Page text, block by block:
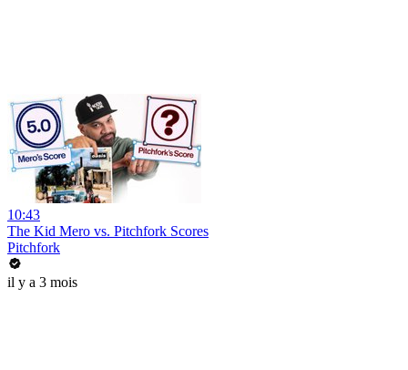
10:43
The Kid Mero vs. Pitchfork Scores
Pitchfork
il y a 3 mois